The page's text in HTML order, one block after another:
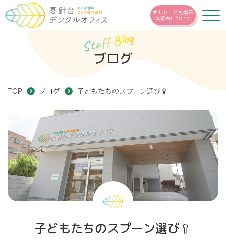
オルトこども矯正
体験会について
Staff Blog
ブログ
TOP ブログ 子どもたちのスプーン選び🥄
子どもたちのスプーン選び🥄